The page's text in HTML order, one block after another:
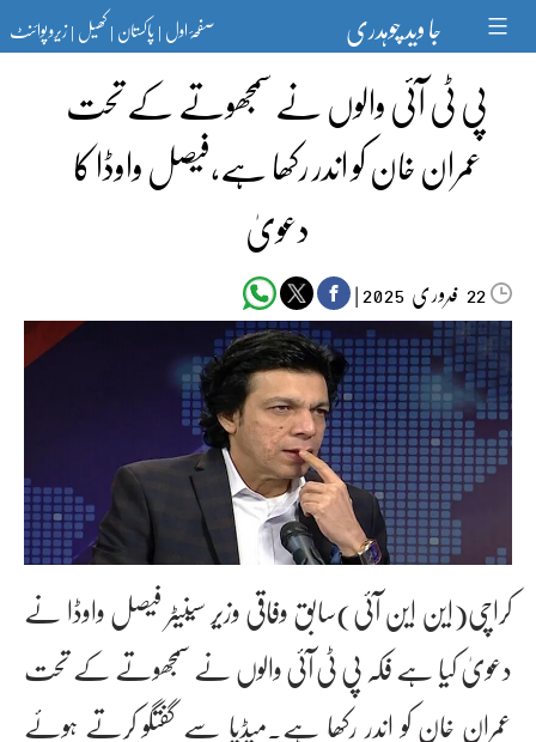
content جا وید چوہدری صفحۂ اول|پاکستان|کھیل|زیرو پوائنٹ
پی ٹی آئی والوں نے سمجھوتے کے تحت
عمران خان کو اندر رکھا ہے،فیصل واوڈا کا
دعویٰ
22فروری‬‮ |
کراچی(این این آئی)سابق وفاقی وزیر سینیٹر فیصل واوڈا نے
دعویٰ کیا ہے فکہ پی ٹی آئی والوں نے سمجھوتے کے تحت
عمران خان کو اندر رکھا ہے۔میڈیا سے گفتگو کرتے ہوئے